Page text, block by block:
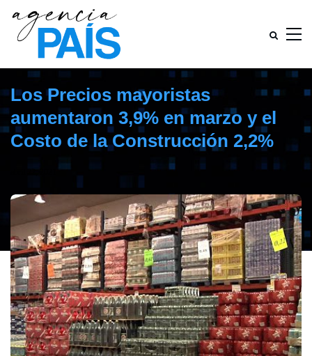
Los Precios mayoristas
aumentaron 3,9% en marzo y el
Costo de la Construcción 2,2%